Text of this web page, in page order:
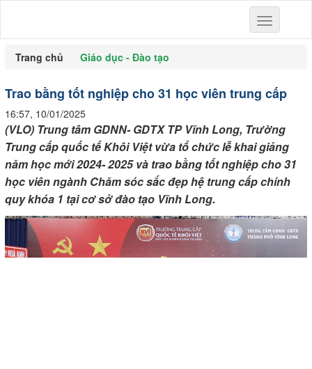
Toggle
navigation
Trang chủ
Giáo dục - Đào tạo
Trao bằng tốt nghiệp cho 31 học viên trung cấp
16:57, 10/01/2025
(VLO) Trung tâm GDNN- GDTX TP Vĩnh Long, Trường
Trung cấp quốc tế Khôi Việt vừa tổ chức lễ khai giảng
năm học mới 2024- 2025 và trao bằng tốt nghiệp cho 31
học viên ngành Chăm sóc sắc đẹp hệ trung cấp chính
quy khóa 1 tại cơ sở đào tạo Vĩnh Long.